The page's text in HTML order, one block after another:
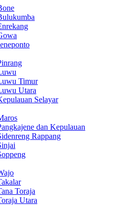
Timur
Utara
Selayar
dan Kepulauan
Rappang
Toraja
Utara